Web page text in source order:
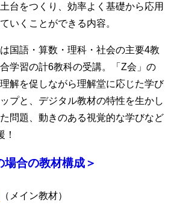
台をつくり、効率よく基礎から応用
いくことができる内容。
国語・算数・理科・社会の主要4教
学習の計6教科の受講。「Z会」の
解を促しながら理解堂に応じた学び
プと、デジタル教材の特性を生かし
問題、動きのある視覚的な学びなど
場合の教材構成＞
（メイン教材）